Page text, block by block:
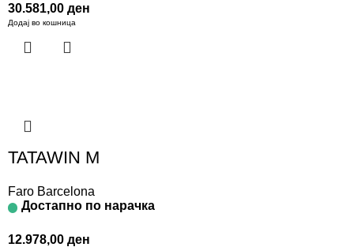
30.581,00 ден
Додај во кошница
TATAWIN M
Faro Barcelona
Достапно по нарачка
12.978,00 ден